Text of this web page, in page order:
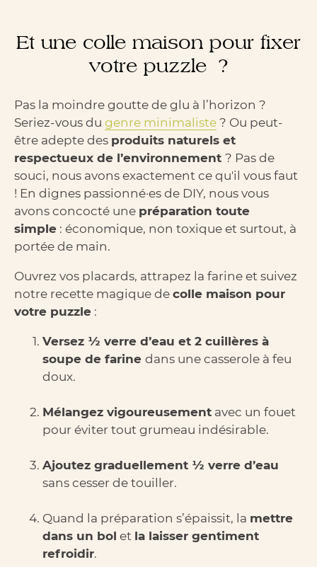
Et une colle maison pour fixer
votre puzzle ?
Pas la moindre goutte de glu à l’horizon ?
Seriez-vous du genre minimaliste ? Ou peut-
être adepte des produits naturels et
respectueux de l’environnement ? Pas de
souci, nous avons exactement ce qu'il vous faut
! En dignes passionné·es de DIY, nous vous
avons concocté une préparation toute
simple : économique, non toxique et surtout, à
portée de main.
Ouvrez vos placards, attrapez la farine et suivez
notre recette magique de colle maison pour
votre puzzle :
Versez ½ verre d’eau et 2 cuillères à
soupe de farine dans une casserole à feu
doux.
Mélangez vigoureusement avec un fouet
pour éviter tout grumeau indésirable.
Ajoutez graduellement ½ verre d’eau
sans cesser de touiller.
Quand la préparation s’épaissit, la mettre
dans un bol et la laisser gentiment
refroidir.